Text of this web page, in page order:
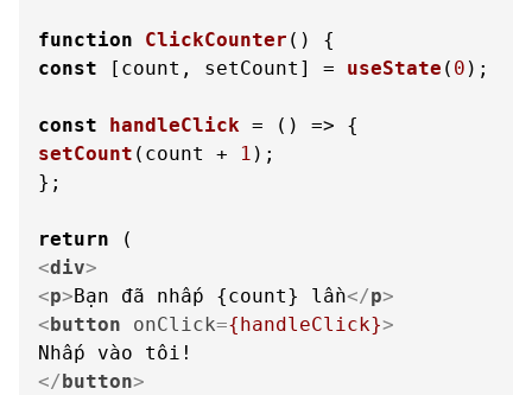
function ClickCounter (
const [count, setCount] = useState ( 0 );
const handleClick = (
setCount (count + 1 );
};
return
<div>
<p>Bạn đã nhấp {count} lần</p>
<button onClick={handleClick}>
</button>